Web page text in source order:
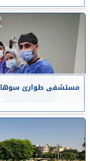
مستشفى طوارئ سوهاج